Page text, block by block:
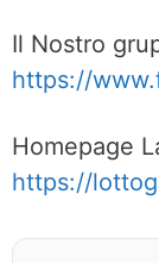
Il Nostro
https://
Homepage
https://